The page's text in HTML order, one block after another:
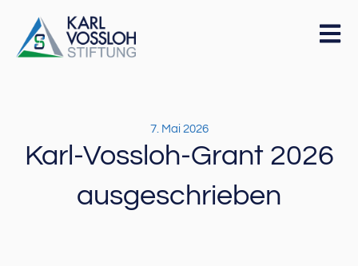
7. Mai 2026
Karl-Vossloh-Grant 2026
ausgeschrieben